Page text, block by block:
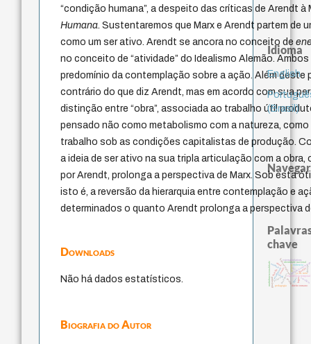
“condição humana”, a despeito das críticas de Arendt à
Humana . Sustentaremos que Marx e Arendt partem de
como um ser ativo. Arendt se ancora no conceito de
no conceito de “atividade” do Idealismo Alemão.
predomínio da contemplação sobre a ação. Além deste
contrário do que diz Arendt, mas em acordo com sua
distinção entre “obra”, associada ao trabalho útil
pensado não como metabolismo com a natureza,
trabalho sob as condições capitalistas de produção.
a ideia de ser ativo na sua tripla articulação com a
por Arendt, prolonga a perspectiva de Marx. Sob esta
isto é, a reversão da hierarquia entre contemplação e
determinados o quanto Arendt prolonga a perspectiva
Downloads
Não há dados estatísticos.
Biografia do Autor
Idioma
English
(Brasil)
Navegar
chave
fundamentalismo
jacobi
protágorasexperiência temporal
metafísica do tempo
género
idade
intolerância
identidade nacional
j.c.m. neto
palavra perdón leyes
violencia
guayaquil logos
direito romano
pedagogia
lei
multidimensionalidade sacrifício
bataille
external relations
mind
therapy
animais